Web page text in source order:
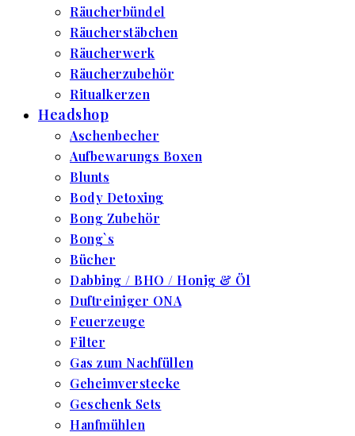
Räucherbündel
Räucherstäbchen
Räucherwerk
Räucherzubehör
Ritualkerzen
Headshop
Aschenbecher
Aufbewarungs Boxen
Blunts
Body Detoxing
Bong Zubehör
Bong`s
Bücher
Dabbing / BHO / Honig & Öl
Duftreiniger ONA
Feuerzeuge
Filter
Gas zum Nachfüllen
Geheimverstecke
Geschenk Sets
Hanfmühlen